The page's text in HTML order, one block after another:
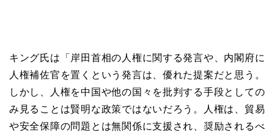
キング氏は「岸田首相の人権に関する発言や、内閣府に
人権補佐官を置くという発言は、優れた提案だと思う。
しかし、人権を中国や他の国々を批判する手段としての
み見ることは賢明な政策ではないだろう。人権は、貿易
や安全保障の問題とは無関係に支援され、奨励されるべ